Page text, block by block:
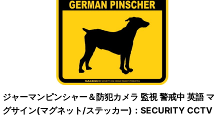
ジャーマンピンシャー＆防犯カメラ 監視 警戒中 英語 マ
グサイン(マグネット/ステッカー)：SECURITY CCTV